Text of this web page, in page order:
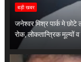
बड़ी खबर
जनेश्वर मिश्र पार्क मे छोटे
रोक, लोकतान्त्रिक मूल्यों